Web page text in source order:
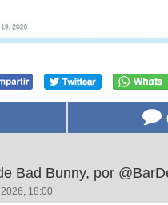
Bad Bunny, por
18:00